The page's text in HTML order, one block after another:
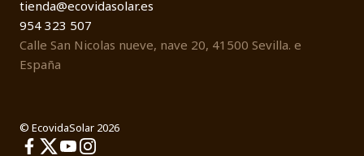
tienda@ecovidasolar.es
954 323 507
Calle San Nicolas nueve, nave 20, 41500 Sevilla. e
España
© EcovidaSolar 2026